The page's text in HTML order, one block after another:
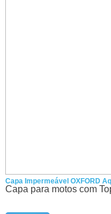
Capa Impermeável OXFORD
Capa para motos com